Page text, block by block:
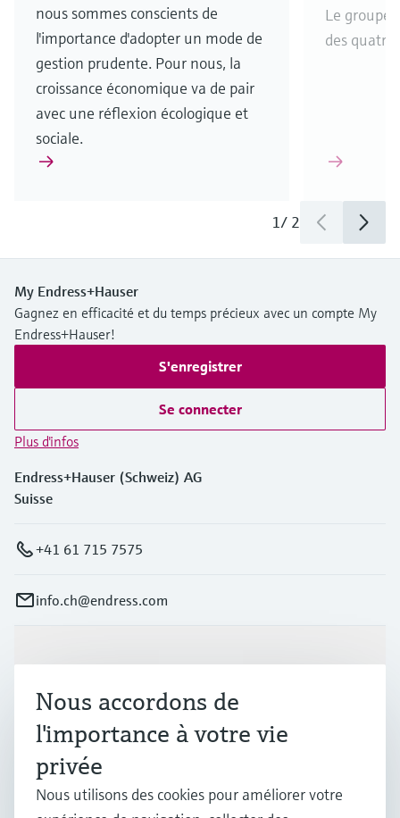
nous sommes conscients de
l'importance d'adopter un mode de
gestion prudente. Pour nous, la
croissance économique va de pair
avec une réflexion écologique et
sociale.
Le groupe
des
1/ 2
My Endress+Hauser
Gagnez en efficacité et du temps précieux avec un compte My
Endress+Hauser!
S'enregistrer
Se connecter
Plus d'infos
Endress+Hauser (Schweiz) AG
Suisse
+41 61 715 7575
info.ch@endress.com
Industries
Support
Nous accordons de
l'importance à votre vie
privée
Nous utilisons des cookies pour améliorer votre